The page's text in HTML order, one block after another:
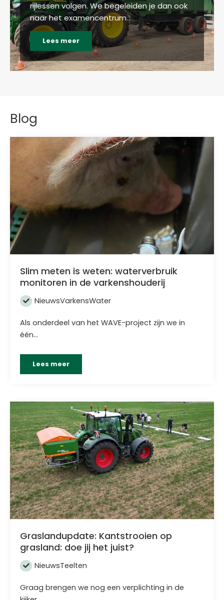
rijlessen volgen. We begeleiden je dan ook
naar het examencentrum.
Lees meer
Blog
Slim meten is weten: waterverbruik
monitoren in de varkenshouderij
NieuwsVarkensWater
Als onderdeel van het WAVE-project zijn we in
één…
Lees meer
Graslandupdate: Kantstrooien op
grasland: doe jij het juist?
NieuwsTeelten
Graag brengen we nog een verplichting in de